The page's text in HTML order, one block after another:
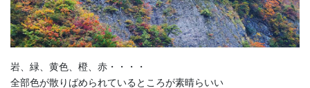
岩、緑、黄色、橙、赤・・・・
全部色が散りばめられているところが素晴らいい